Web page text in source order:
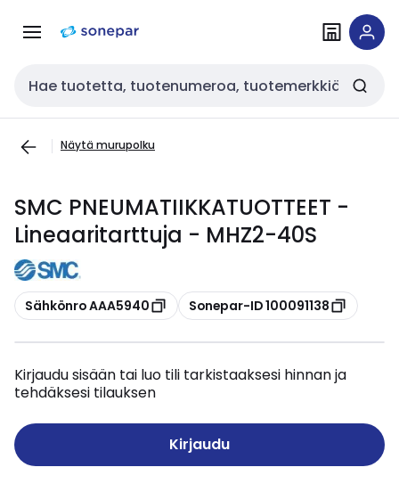
navigointiinsisältöön
Haku
Näytä murupolku
SMC PNEUMATIIKKATUOTTEET -
Lineaaritarttuja - MHZ2-40S
Kopioi
Sähkönro AAA5940 Kopioi
Sonepar-ID 100091138
Kirjaudu sisään tai luo tili tarkistaaksesi hinnan ja
tehdäksesi tilauksen
Kirjaudu